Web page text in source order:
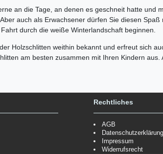
an die Tage, an denen es geschneit hatte und
auch als Erwachsener dürfen Sie diesen Spaß
durch die weiße Winterlandschaft beginnen.
Holzschlitten weithin bekannt und erfreut sich
am besten zusammen mit Ihren Kindern aus.
Rechtliches
AGB
Datenschutzerklärung
Impressum
Widerrufsrecht